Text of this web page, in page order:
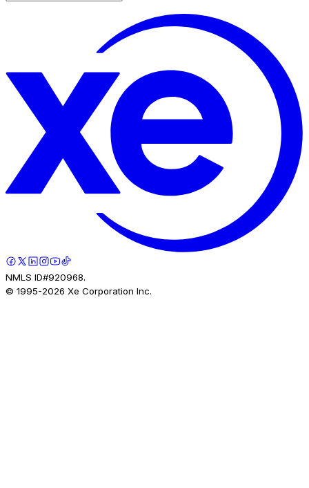
NMLS ID#920968.
© 1995-2026 Xe Corporation Inc.